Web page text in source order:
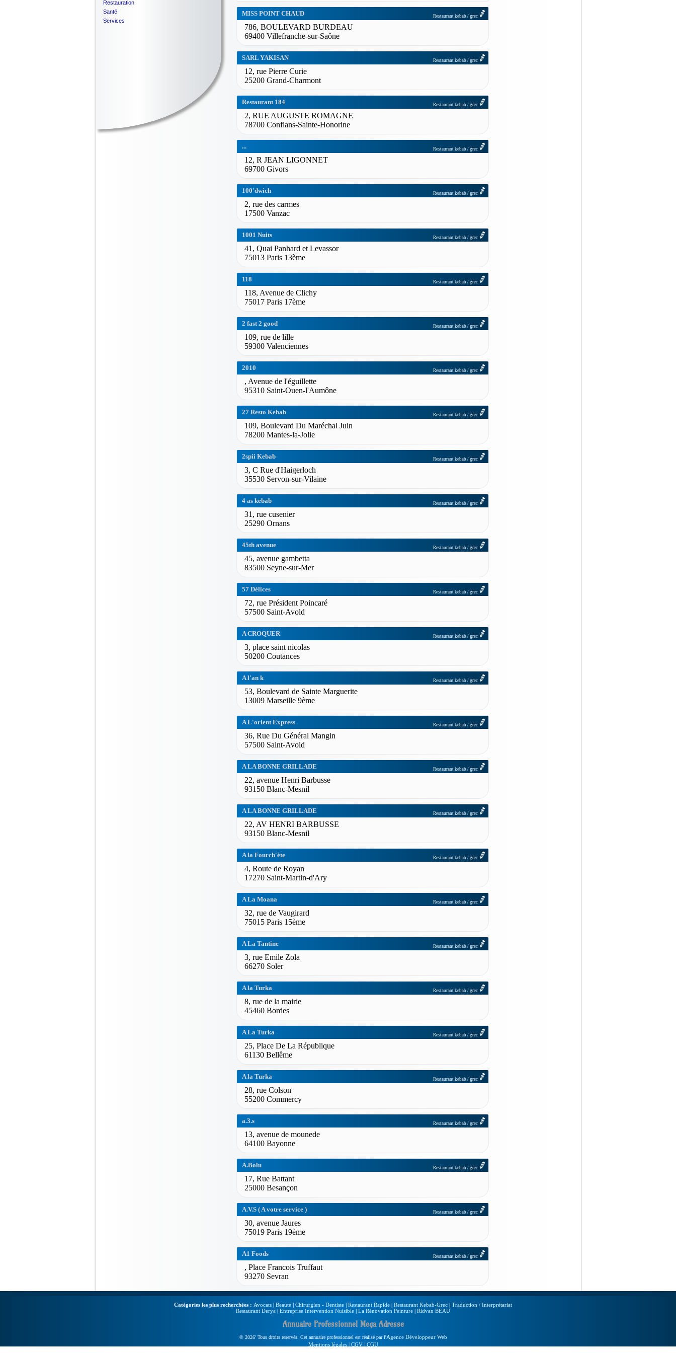
Restauration
Santé
Services
MISS POINT CHAUD Restaurant kebab / grec
786, BOULEVARD BURDEAU
69400 Villefranche-sur-Saône
SARL YAKISAN Restaurant kebab / grec
12, rue Pierre Curie
25200 Grand-Charmont
Restaurant 184 Restaurant kebab / grec
2, RUE AUGUSTE ROMAGNE
78700 Conflans-Sainte-Honorine
... Restaurant kebab / grec
12, R JEAN LIGONNET
69700 Givors
100'dwich Restaurant kebab / grec
2, rue des carmes
17500 Vanzac
1001 Nuits Restaurant kebab / grec
41, Quai Panhard et Levassor
75013 Paris 13ème
118 Restaurant kebab / grec
118, Avenue de Clichy
75017 Paris 17ème
2 fast 2 good Restaurant kebab / grec
109, rue de lille
59300 Valenciennes
2010 Restaurant kebab / grec
, Avenue de l'éguillette
95310 Saint-Ouen-l'Aumône
27 Resto Kebab Restaurant kebab / grec
109, Boulevard Du Maréchal Juin
78200 Mantes-la-Jolie
2spii Kebab Restaurant kebab / grec
3, C Rue d'Haigerloch
35530 Servon-sur-Vilaine
4 as kebab Restaurant kebab / grec
31, rue cusenier
25290 Ornans
45th avenue Restaurant kebab / grec
45, avenue gambetta
83500 Seyne-sur-Mer
57 Délices Restaurant kebab / grec
72, rue Président Poincaré
57500 Saint-Avold
A CROQUER Restaurant kebab / grec
3, place saint nicolas
50200 Coutances
A l'an k Restaurant kebab / grec
53, Boulevard de Sainte Marguerite
13009 Marseille 9ème
A L'orient Express Restaurant kebab / grec
36, Rue Du Général Mangin
57500 Saint-Avold
A LA BONNE GRILLADE Restaurant kebab / grec
22, avenue Henri Barbusse
93150 Blanc-Mesnil
A LA BONNE GRILLADE Restaurant kebab / grec
22, AV HENRI BARBUSSE
93150 Blanc-Mesnil
A la Fourch'ète Restaurant kebab / grec
4, Route de Royan
17270 Saint-Martin-d'Ary
A La Moana Restaurant kebab / grec
32, rue de Vaugirard
75015 Paris 15ème
A La Tantine Restaurant kebab / grec
3, rue Emile Zola
66270 Soler
A la Turka Restaurant kebab / grec
8, rue de la mairie
45460 Bordes
A La Turka Restaurant kebab / grec
25, Place De La République
61130 Bellême
A la Turka Restaurant kebab / grec
28, rue Colson
55200 Commercy
a.3.s Restaurant kebab / grec
13, avenue de mounede
64100 Bayonne
A.Bolu Restaurant kebab / grec
17, Rue Battant
25000 Besançon
A.V.S ( A votre service ) Restaurant kebab / grec
30, avenue Jaures
75019 Paris 19ème
A1 Foods Restaurant kebab / grec
, Place Francois Truffaut
93270 Sevran
Catégories les plus recherchées : Avocats | Beauté | Chirurgien - Dentiste | Restaurant Rapide | Restaurant Kebab-Grec | Traduction / Interprétariat
Restaurant Derya | Entreprise Intervention Nuisible | La Rénovation Peinture | Ridvan BEAU
Annuaire Professionnel Mega Adresse
© 2026' Tous droits reservés. Cet annuaire professionnel est réalisé par l'Agence Développeur Web
Mentions légales| CGV| CGU